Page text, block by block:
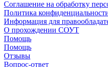
Соглашение на обработку
Политика
Информация для
О прохождении СОУТ
Помощь
Помощь
Отзывы
Вопрос-ответ